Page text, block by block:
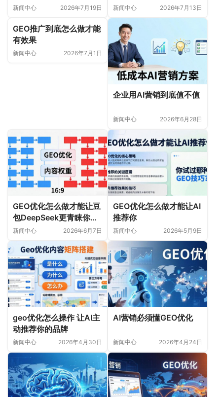
新闻中心 2026年7月19日
容
新闻中心 2026年7月13日
GEO推广到底怎么做才能
有效果
新闻中心 2026年7月1日
企业用AI营销到底值不值
新闻中心 2026年6月28日
GEO优化怎么做才能让豆
包DeepSeek更青睐你的
内容
新闻中心 2026年6月7日
GEO优化怎么做才能让AI
推荐你
新闻中心 2026年5月9日
geo优化怎么操作 让AI主
动推荐你的品牌
新闻中心 2026年4月30日
AI营销必须懂GEO优化
新闻中心 2026年4月24日